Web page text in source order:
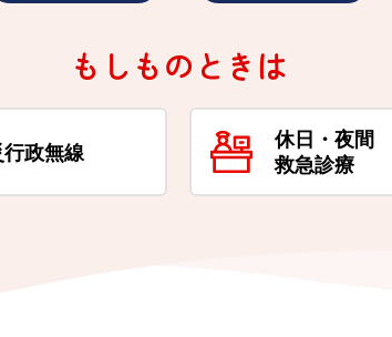
もしものときは
行政無線
休日・夜間
救急診療